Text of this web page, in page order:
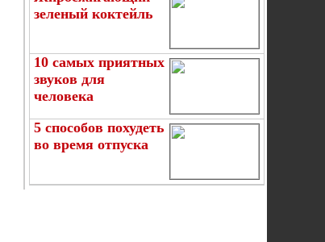
зеленый коктейль
10 самых приятных
звуков для
человека
5 способов похудеть
во время отпуска